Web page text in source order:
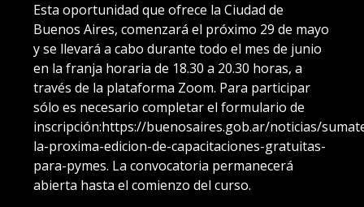
Esta oportunidad que ofrece la Ciudad de
Buenos Aires, comenzará el próximo 29 de mayo
y se llevará a cabo durante todo el mes de junio
en la franja horaria de 18.30 a 20.30 horas, a
través de la plataforma Zoom. Para participar
sólo es necesario completar el formulario de
inscripción:https://buenosaires.gob.ar/noticias/
la-proxima-edicion-de-capacitaciones-gratuitas-
para-pymes. La convocatoria permanecerá
abierta hasta el comienzo del curso.